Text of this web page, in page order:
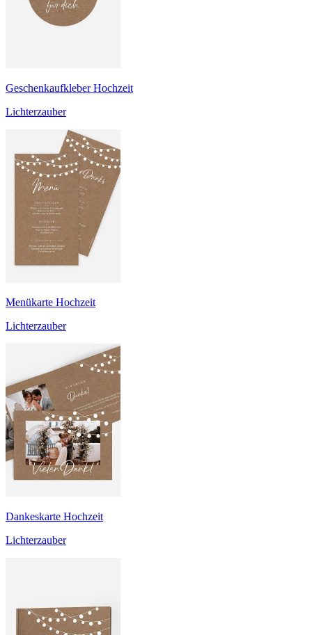
Geschenkaufkleber Hochzeit
Lichterzauber
Menükarte Hochzeit
Lichterzauber
Dankeskarte Hochzeit
Lichterzauber